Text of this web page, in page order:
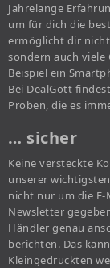
Jahrelange
um für dich die
ermöglicht dir
sondern auch viele
Beispiel ein
Bei DealGott
Proben, die es
… sicher
Keine versteckte
unserer
nicht nur um die E-
Newsletter
Händler genau
berichten. Das
Kleingedruckten